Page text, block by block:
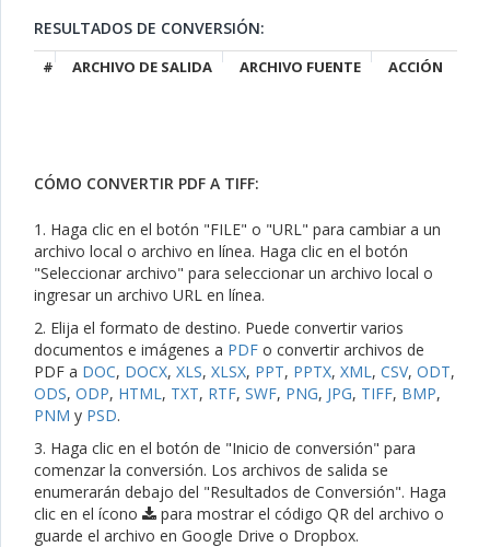
RESULTADOS DE CONVERSIÓN:
# ARCHIVO DE SALIDA ARCHIVO FUENTE ACCIÓN
CÓMO CONVERTIR PDF A TIFF:
1. Haga clic en el botón "FILE" o "URL" para cambiar a un
archivo local o archivo en línea. Haga clic en el botón
"Seleccionar archivo" para seleccionar un archivo local o
ingresar un archivo URL en línea.
2. Elija el formato de destino. Puede convertir varios
documentos e imágenes a PDF o convertir archivos de
PDF a DOC, DOCX, XLS, XLSX, PPT, PPTX, XML, CSV, ODT,
ODS, ODP, HTML, TXT, RTF, SWF, PNG, JPG, TIFF, BMP,
PNM y PSD.
3. Haga clic en el botón de "Inicio de conversión" para
comenzar la conversión. Los archivos de salida se
enumerarán debajo del "Resultados de Conversión". Haga
clic en el ícono
para mostrar el código QR del archivo o
guarde el archivo en Google Drive o Dropbox.